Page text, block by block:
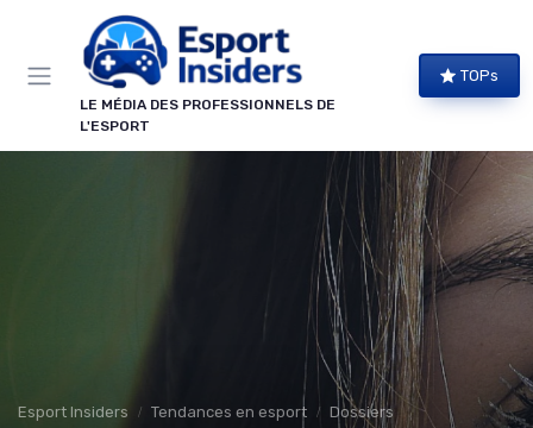
LE MÉDIA DES PROFESSIONNELS DE
L'ESPORT
TOPs
Esport Insiders Tendances en esport Dossiers
Panneau de gestion des cookies